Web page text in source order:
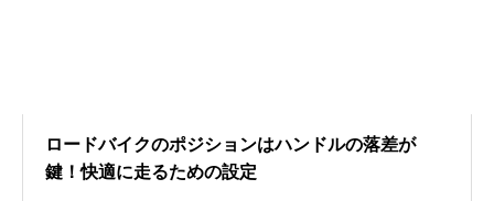
ロードバイクのポジションはハンドルの落差が
鍵！快適に走るための設定